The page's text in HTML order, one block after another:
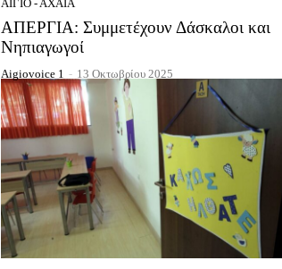
ΑΊΓΙΟ - ΑΧΑΪ́Α
ΑΠΕΡΓΙΑ: Συμμετέχουν Δάσκαλοι και
Νηπιαγωγοί
Aigiovoice 1 - 13 Οκτωβρίου 2025